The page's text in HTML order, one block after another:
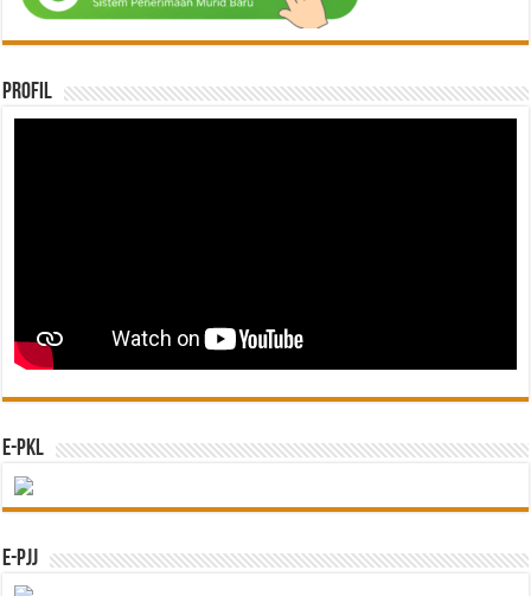
Profil
e-PKL
e-PJJ